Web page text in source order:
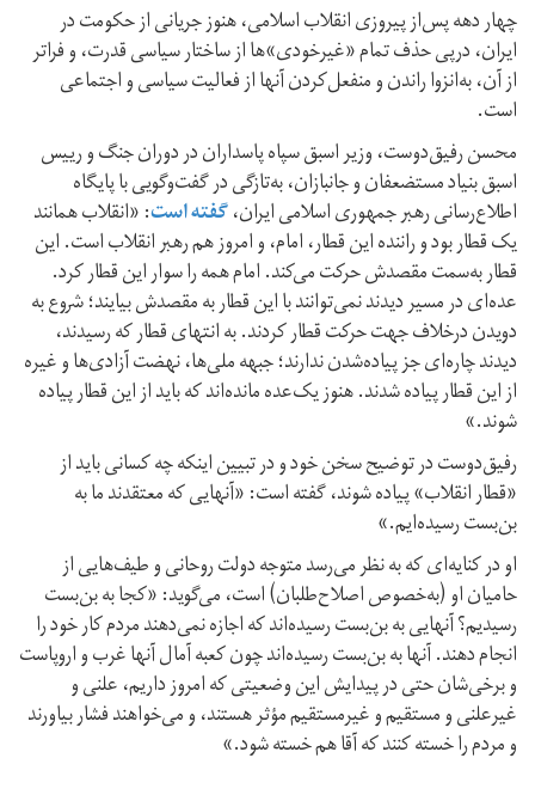
چهار دهه پس‌از پیروزی انقلاب اسلامی، هنوز جریانی از حکومت در
ایران، درپی حذف تمام «غیرخودی»ها از ساختار سیاسی قدرت، و فراتر
از آن، به‌انزوا راندن و منفعل‌کردن آنها از فعالیت سیاسی و اجتماعی
است.
محسن رفیق‌دوست، وزیر اسبق سپاه‌ پاسداران در دوران‌ جنگ و رییس
اسبق بنیاد مستضعفان و جانبازان، به‌تازگی در گفت‌وگویی با پایگاه
اطلاع‌رسانی رهبر جمهوری اسلامی ایران،گفته است: «انقلاب همانند
یک قطار بود و راننده‌ این قطار، امام، و امروز هم رهبر انقلاب است. این
قطار به‌سمت مقصدش حرکت می‌کند. امام همه را سوار این قطار کرد.
عده‌ای در مسیر دیدند نمی‌توانند با این قطار به مقصدش بیایند؛ شروع به
دویدن درخلاف جهت حرکت قطار کردند. به انتهای قطار که رسیدند،
دیدند چاره‌ای جز پیاده‌شدن ندارند؛ جبهه‌‌ ملی‌ها، نهضت‌ آزادی‌ها و غیره
از این قطار پیاده شدند. هنوز یک‌عده مانده‌اند که باید از این قطار پیاده
شوند.»
رفیق‌دوست در توضیح سخن خود و در تبیین اینکه چه کسانی باید از
«قطار انقلاب» پیاده شوند، گفته است: «آنهایی که معتقدند ما به
بن‌بست رسیده‌ایم.»
او در کنایه‌ای که به نظر می‌رسد متوجه دولت روحانی و طیف‌هایی از
حامیان او (به‌خصوص اصلاح‌طلبان) است، می‌گوید: «کجا به بن‌بست
رسیدیم؟ آنهایی به بن‌بست رسیده‌اند که اجازه نمی‌دهند مردم کار خود را
انجام دهند. آنها به بن‌بست رسیده‌اند چون کعبه‌ آمال آنها غرب و اروپاست
و برخی‌شان حتی در پیدایش این وضعیتی که امروز داریم، علنی و
غیرعلنی و مستقیم و غیرمستقیم مؤثر هستند، و می‌خواهند فشار بیاورند
و مردم را خسته کنند که آقا هم خسته شود.»